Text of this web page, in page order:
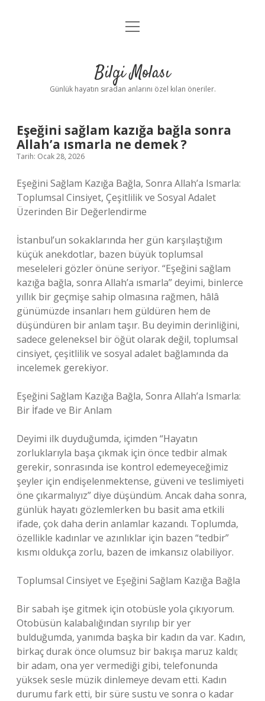
Anasayfa
Yasal Uyarı
menüyü
Bilgi Molası
Günlük hayatın sıradan anlarını özel kılan öneriler.
Eşeğini sağlam kazığa bağla sonra
Allah’a ısmarla ne demek ?
Tarih: Ocak 28, 2026
Eşeğini Sağlam Kazığa Bağla, Sonra Allah’a Ismarla:
Toplumsal Cinsiyet, Çeşitlilik ve Sosyal Adalet
Üzerinden Bir Değerlendirme
İstanbul’un sokaklarında her gün karşılaştığım
küçük anekdotlar, bazen büyük toplumsal
meseleleri gözler önüne seriyor. “Eşeğini sağlam
kazığa bağla, sonra Allah’a ısmarla” deyimi, binlerce
yıllık bir geçmişe sahip olmasına rağmen, hâlâ
günümüzde insanları hem güldüren hem de
düşündüren bir anlam taşır. Bu deyimin derinliğini,
sadece geleneksel bir öğüt olarak değil, toplumsal
cinsiyet, çeşitlilik ve sosyal adalet bağlamında da
incelemek gerekiyor.
Eşeğini Sağlam Kazığa Bağla, Sonra Allah’a Ismarla:
Bir İfade ve Bir Anlam
Deyimi ilk duyduğumda, içimden “Hayatın
zorluklarıyla başa çıkmak için önce tedbir almak
gerekir, sonrasında ise kontrol edemeyeceğimiz
şeyler için endişelenmektense, güveni ve teslimiyeti
öne çıkarmalıyız” diye düşündüm. Ancak daha sonra,
günlük hayatı gözlemlerken bu basit ama etkili
ifade, çok daha derin anlamlar kazandı. Toplumda,
özellikle kadınlar ve azınlıklar için bazen “tedbir”
kısmı oldukça zorlu, bazen de imkansız olabiliyor.
Toplumsal Cinsiyet ve Eşeğini Sağlam Kazığa Bağla
Bir sabah işe gitmek için otobüsle yola çıkıyorum.
Otobüsün kalabalığından sıyrılıp bir yer
bulduğumda, yanımda başka bir kadın da var. Kadın,
birkaç durak önce olumsuz bir bakışa maruz kaldı;
bir adam, ona yer vermediği gibi, telefonunda
yüksek sesle müzik dinlemeye devam etti. Kadın
durumu fark etti, bir süre sustu ve sonra o kadar